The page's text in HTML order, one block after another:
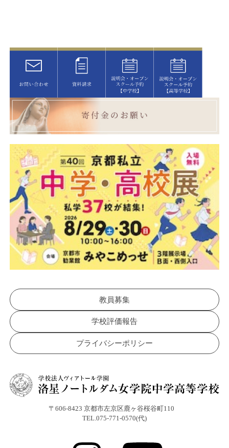
教員募集
学校評価報告
プライバシーポリシー
〒606-8423 京都市左京区鹿ヶ谷桜谷町110
TEL.075-771-0570(代)